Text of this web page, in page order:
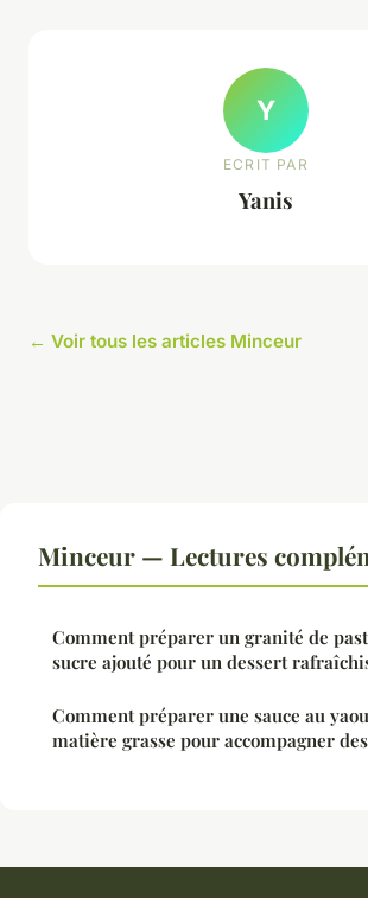
Y
ECRIT PAR
Yanis
← Voir tous les articles Minceur
Minceur — Lectures
Comment préparer un granité de
sucre ajouté pour un dessert
Comment préparer une sauce au
matière grasse pour accompagner